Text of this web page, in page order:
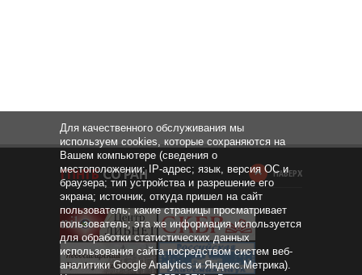
НАВЕРХ
Для качественного обслуживания мы
используем cookies, которые сохраняются на
Вашем компьютере (сведения о
местоположении; IP-адрес; язык, версия ОС и
браузера; тип устройства и разрешение его
экрана; источник, откуда пришел на сайт
пользователь; какие страницы просматривает
пользователь; эта же информация используется
для обработки статистических данных
использования сайта посредством систем веб-
аналитики Google Analytics и Яндекс.Метрика).